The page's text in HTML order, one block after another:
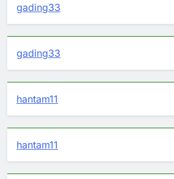
gading33
gading33
hantam11
hantam11